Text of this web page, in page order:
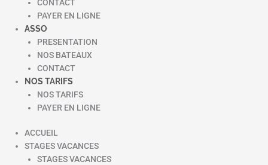
CONTACT
PAYER EN LIGNE
ASSO
PRESENTATION
NOS BATEAUX
CONTACT
NOS TARIFS
NOS TARIFS
PAYER EN LIGNE
ACCUEIL
STAGES VACANCES
STAGES VACANCES